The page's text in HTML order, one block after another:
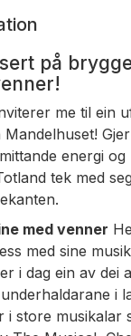
på
me til ein
energi
tek med
med venner
med sine
i dag ein av dei
i
i store musikalar